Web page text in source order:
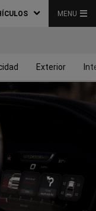
MENU
Exterior